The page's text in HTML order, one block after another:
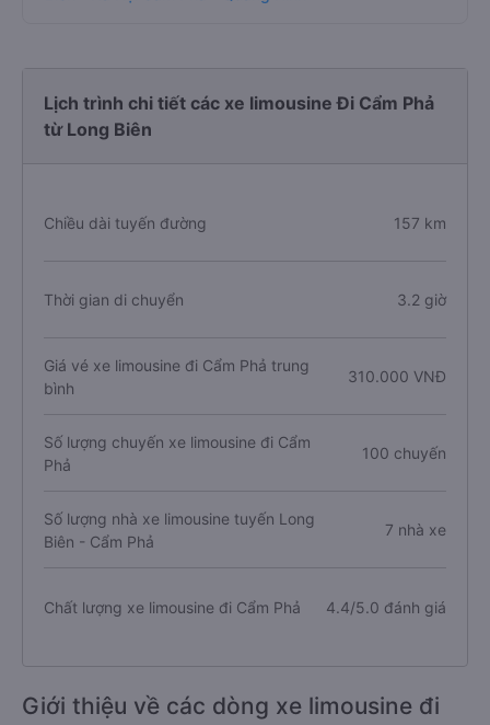
Lịch trình chi tiết các xe limousine Đi Cẩm Phả
từ Long Biên
Chiều dài tuyến đường 157 km
Thời gian di chuyển 3.2 giờ
Giá vé xe limousine đi Cẩm Phả trung
bình
310.000 VNĐ
Số lượng chuyến xe limousine đi Cẩm
Phả
100 chuyến
Số lượng nhà xe limousine tuyến Long
Biên - Cẩm Phả
7 nhà xe
Chất lượng xe limousine đi Cẩm Phả 4.4/5.0 đánh giá
Giới thiệu về các dòng xe limousine đi